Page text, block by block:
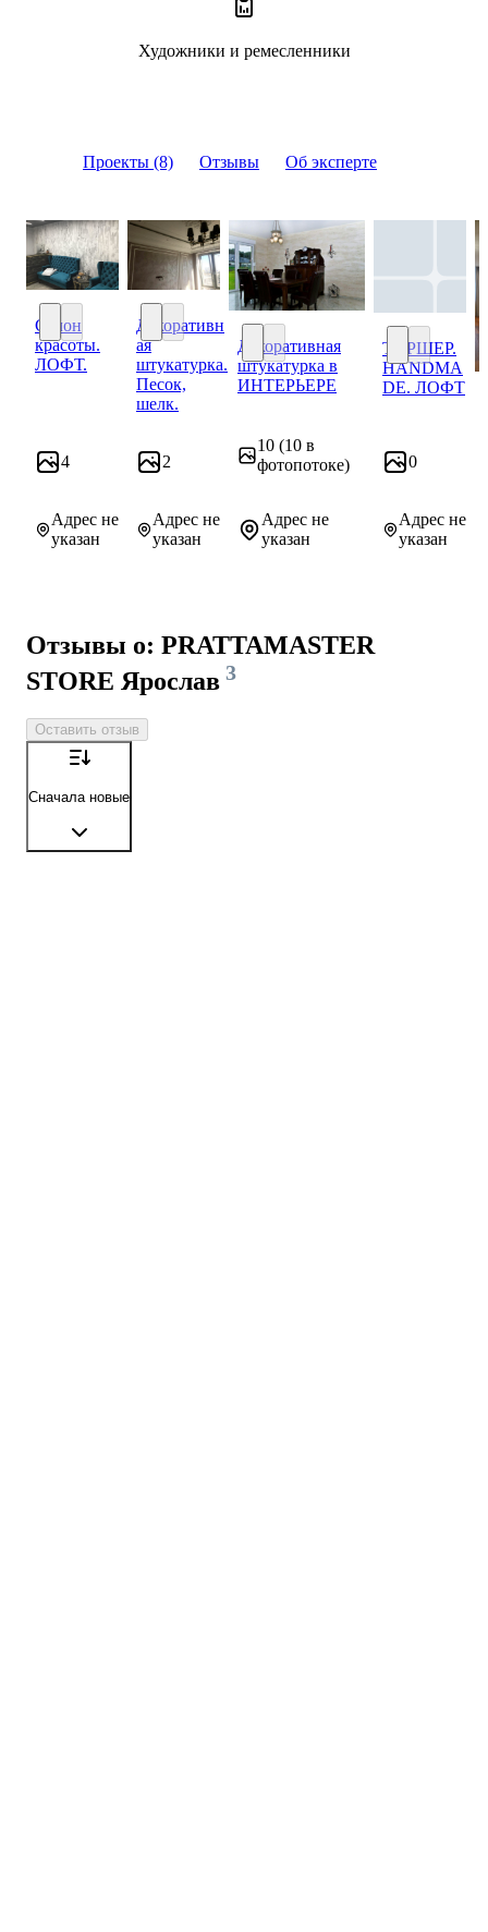
Проекты (8) Отзывы Об эксперте
Салон красоты. ЛОФТ.
Салон
красоты.
ЛОФТ.
4
Адрес не
указан
Декоративная штукатурка. Песок, шелк.
Декоративн
ая
штукатурка.
Песок,
шелк.
2
Адрес не
указан
Декоративная штукатурка в
Декоративная
штукатурка в
ИНТЕРЬЕРЕ
10 (10 в
фотопотоке)
Адрес не
указан
ТОРШЕР.
ТОРШЕР.
HANDMA
DE. ЛОФТ
0
Адрес не
указан
Отзывы о: PRATTAMASTER
STORE Ярослав 3
Оставить отзыв
Сначала новые
Художники и ремесленники